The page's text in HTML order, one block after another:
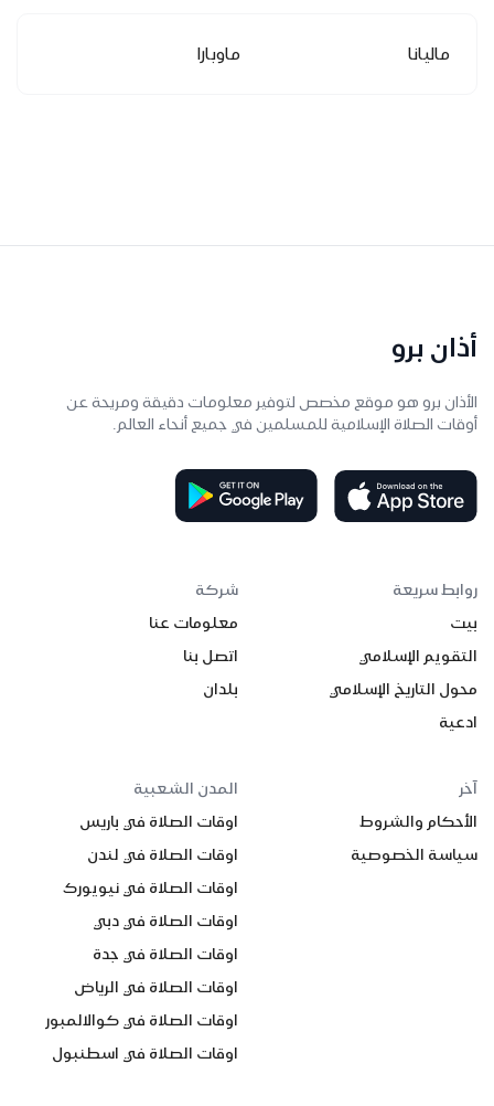
ماليانا ماوبارا
أذان برو
الأذان برو هو موقع مخصص لتوفير معلومات دقيقة ومريحة عن
أوقات الصلاة الإسلامية للمسلمين في جميع أنحاء العالم.
روابط سريعة
بيت
التقويم الإسلامي
محول التاريخ الإسلامي
ادعية
شركة
معلومات عنا
اتصل بنا
بلدان
آخر
الأحكام والشروط
سياسة الخصوصية
المدن الشعبية
اوقات الصلاة في باريس
اوقات الصلاة في لندن
اوقات الصلاة في نيويورك
اوقات الصلاة في دبي
اوقات الصلاة في جدة
اوقات الصلاة في الرياض
اوقات الصلاة في كوالالمبور
اوقات الصلاة في اسطنبول